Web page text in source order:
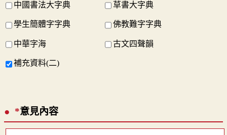
中國書法大字典 草書大字典
學生簡體字字典 佛教難字字典
中華字海 古文四聲韻
補充資料(二)
*意見內容